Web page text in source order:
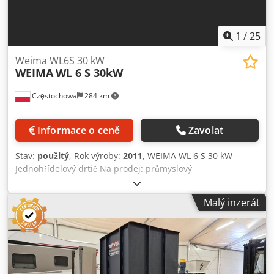
1 /25
Częstochowa 284 km
Weima WL6S 30 kW
WEIMAWL 6 S 30kW
Informace o ceně Zavolat
Stav: použitý, Rok výroby: 2011, WEIMA WL 6 S 30 kW –
Jednohřídelový drtič Na prodej: průmyslový
jednoshřídelový drtič WEIMA WL 6 S s motorem o výkonu
30 kW. Robustní stroj německé výroby určený pro
nepřetržitý průmyslový provoz. Hlavní technické údaje:
Chsdpfszha Syjx Af Uja Výkon motoru: 30 kW Rotor: Ø370 ×
800 mm Otáčky rotoru: 100 ot/min 42 oboustranných
řezných nožů Hydraulicky poháněné podávací zařízení
Výměnné síta (10–60 mm) Hmotnost: cca 2 600 kg Stroj je
ideální pro drcení dřeva, MDF a dřevotřískových desek,
Malý inzerát